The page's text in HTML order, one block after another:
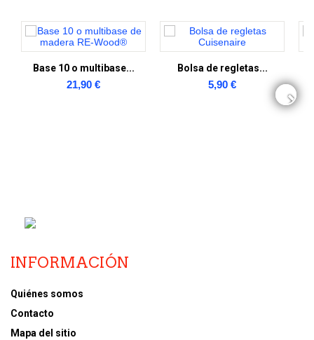
Base 10 o multibase...
21,90 €
Bolsa de regletas...
5,90 €
INFORMACIÓN
Quiénes somos
Contacto
Mapa del sitio